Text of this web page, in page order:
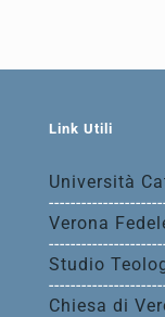
Link Utili
Università
Verona
Studio
Chiesa di